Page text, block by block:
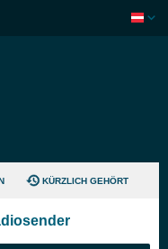
KÜRZLICH GEHÖRT